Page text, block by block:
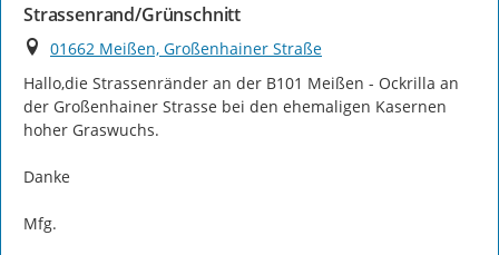
Strassenrand/Grünschnitt
Ort
01662 Meißen, Großenhainer Straße
Hallo,die Strassenränder an der B101 Meißen - Ockrilla an
der Großenhainer Strasse bei den ehemaligen Kasernen
hoher Graswuchs.
Danke
Mfg.